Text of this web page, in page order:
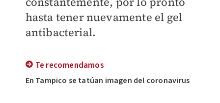
hasta tener nuevamente el gel
antibacterial.
Te recomendamos
En Tampico se tatúan imagen del coronavirus